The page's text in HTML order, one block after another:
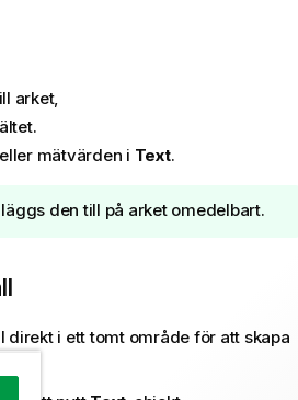
arket,
mätvärden i Text.
den till på arket omedelbart.
direkt i ett tomt område för att skapa